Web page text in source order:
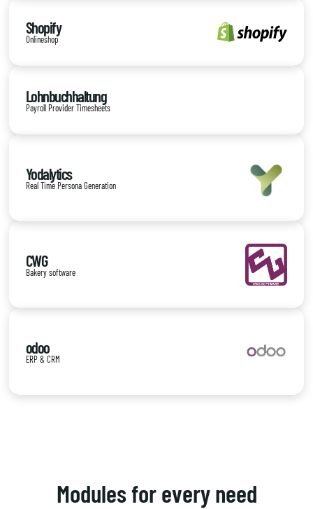
Shopify
Onlineshop
Lohnbuchhaltung
Payroll Provider Timesheets
Yodalytics
Real Time Persona Generation
CWG
Bakery software
odoo
ERP & CRM
Modules for every need